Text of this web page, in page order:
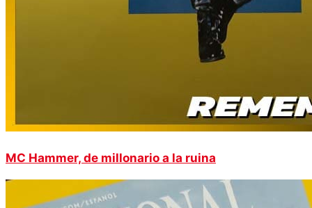
MC Hammer, de millonario a la ruina